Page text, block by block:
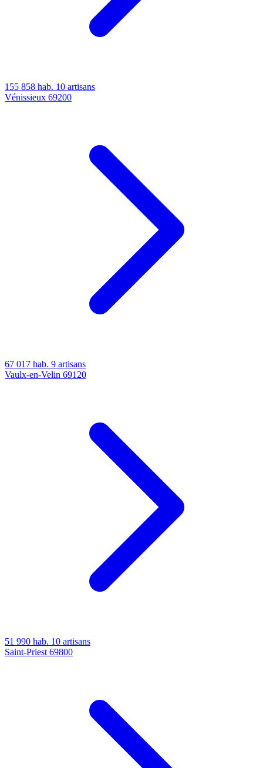
155 858 hab. 10 artisans
Vénissieux 69200
67 017 hab. 9 artisans
Vaulx-en-Velin 69120
51 990 hab. 10 artisans
Saint-Priest 69800